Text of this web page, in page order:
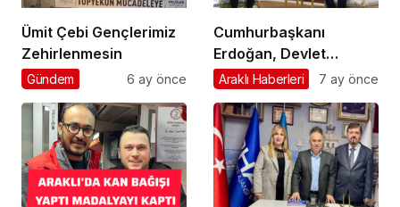
Ümit Çebi Gençlerimiz
Zehirlenmesin
Gündem 6 ay önce
Cumhurbaşkanı
Erdoğan, Devlet
Bahçeli’yi kabul etti
Araklı Haberleri 7 ay önce